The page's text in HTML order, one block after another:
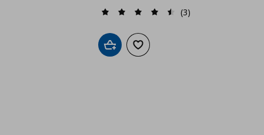
(3)
Добави в кошницата
Добави към списъка с любими